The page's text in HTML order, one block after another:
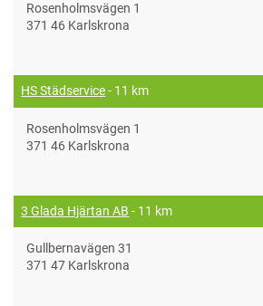
Rosenholmsvägen 1
371 46 Karlskrona
HS Städservice- 11 km
Rosenholmsvägen 1
371 46 Karlskrona
3 Glada Hjärtan AB - 11 km
Gullbernavägen 31
371 47 Karlskrona